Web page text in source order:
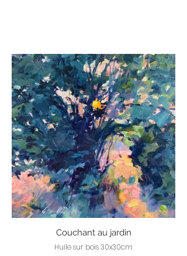
Couchant au jardin
Huile sur bois 30x30cm